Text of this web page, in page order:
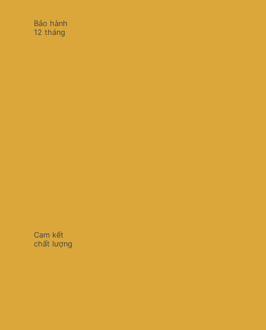
Bảo hành
12 tháng
Cam kết
chất lượng